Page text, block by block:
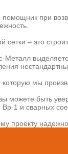
при
сетки – это
Металл
мы
можете быть
Вр-1 и сварных
проекту